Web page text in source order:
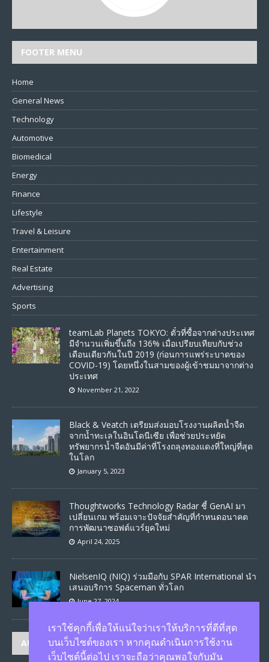
FOOTER MENU
Home
General News
Technology
Automotive
Biomedical
Energy
Finance
Lifestyle
Travel & Leisure
Entertainment
Real Estate
Advertising
Sports
teamLab Planets TOKYO: ตั๋วที่ซื้อจากต่างประเทศ
มีจำนวนเพิ่มขึ้นถึง 136% เมื่อเปรียบเทียบกับช่วง
เดือนเดียวกันในปี 2019 (ก่อนการแพร่ระบาดของ
COVID-19) โดยหนึ่งในสามของผู้เข้าชมมาจากต่าง
ประเทศ
November 21, 2022
Black & Veatch เตรียมส่งมอบโรงงานผลิตน้ำจืด
จากน้ำทะเลในอินโดนีเซีย เพื่อช่วยประหยัด
ทรัพยากรน้ำจืดอันมีค่าที่โรงถลุงทองแดงที่ใหญ่ที่สุด
ในโลก
January 5, 2023
Thoughtworks Technology Radar ชี้ GenAI มา
เปลี่ยนเกม พร้อมเจาะปัจจัยสำคัญที่กำหนดอนาคต
การพัฒนาซอฟต์แวร์ยุคใหม่
April 24, 2025
NielsenIQ (NIQ) ร่วมมือกับ SPAR International นำ
เสนอบริการ Spaceman ทั่วโลก
June 27, 2024
AUTHORS
เราใช้คุกกี้เพื่อให้แน่ใจว่าเราให้บริการที่ดีที่สุด
บนเว็บไซต์ของเรา หากคุณดำเนินการใช้งาน
เว็บไซต์นี้ต่อไป เราจะถือว่าคุณพอใจกับมัน